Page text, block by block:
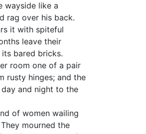
wayside like a
rag over his back.
it with spiteful
leave their
bared bricks.
room one of a pair
rusty hinges; and the
and night to the
of women wailing
mourned the